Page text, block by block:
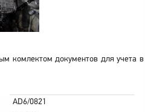
комлектом документов для учета в
AD6/0821